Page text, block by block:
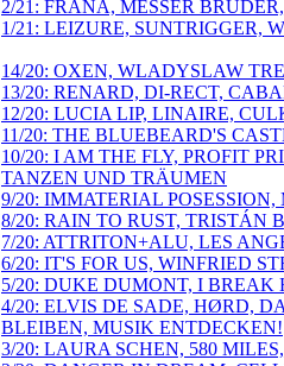
2/21: FRANA, MESSER
1/21: LEIZURE, SUNTRIGGER,
14/20: OXEN, WLADYSLAW
13/20: RENARD, DI-RECT,
12/20: LUCIA LIP, LINAIRE,
11/20: THE BLUEBEARD'S
10/20: I AM THE FLY, PROFIT
TANZEN UND TRÄUMEN
9/20: IMMATERIAL
8/20: RAIN TO RUST, TRISTÁN
7/20: ATTRITON+ALU, LES
6/20: IT'S FOR US, WINFRIED
5/20: DUKE DUMONT, I BREAK
4/20: ELVIS DE SADE, HØRD,
BLEIBEN, MUSIK ENTDECKEN!
3/20: LAURA SCHEN, 580